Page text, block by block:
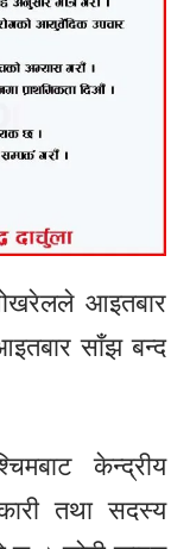
आइतबार
साँझ बन्द
केन्द्रीय
तथा सदस्य